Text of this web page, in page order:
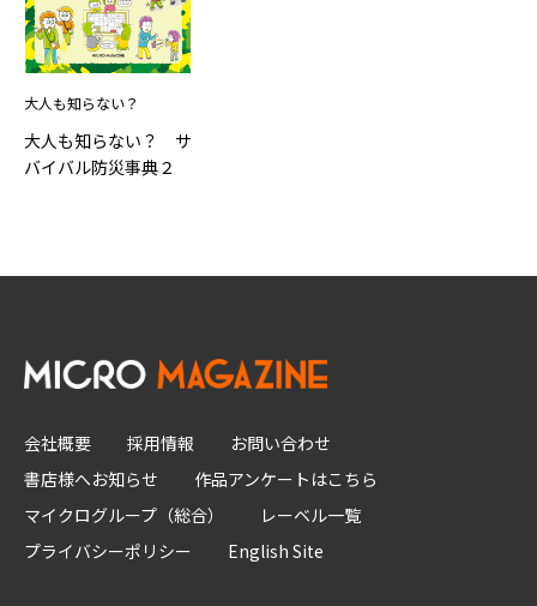
大人も知らない？
大人も知らない？ サ
バイバル防災事典２
会社概要 採用情報
お問い合わせ
書店様へお知らせ
作品アンケートはこちら
マイクログループ（総合）
レーベル一覧
プライバシーポリシー
English Site